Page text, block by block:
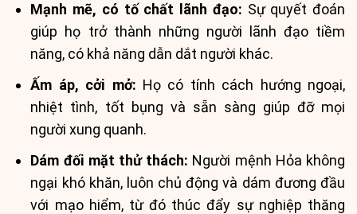
Mạnh mẽ, có tố chất lãnh đạo: Sự quyết đoán
giúp họ trở thành những người lãnh đạo tiềm
năng, có khả năng dẫn dắt người khác.
Ấm áp, cởi mở: Họ có tính cách hướng ngoại,
nhiệt tình, tốt bụng và sẵn sàng giúp đỡ mọi
người xung quanh.
Dám đối mặt thử thách: Người mệnh Hỏa không
ngại khó khăn, luôn chủ động và dám đương đầu
với mạo hiểm, từ đó thúc đẩy sự nghiệp thăng